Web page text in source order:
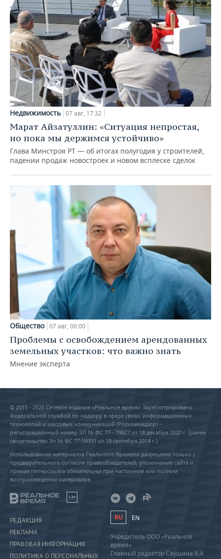
Недвижимость 07 авг, 17:32
Марат Айзатуллин: «Ситуация непростая,
но пока мы держимся устойчиво»
Глава Минстроя РТ — об итогах полугодия у строителей,
падении продаж новостроек и новом всплеске сделок
Общество 07 авг, 00:00
Проблемы с освобождением арендованных
земельных участков: что важно знать
Мнение эксперта
© 2015 - 2026 Сетевое издание «Реальное время» Зарегистрировано
Федеральной службой по надзору в сфере связи, информационных
технологий и массовых коммуникаций (Роскомнадзор) –
регистрационный номер ЭЛ № ФС 77 - 79627 от 18 декабря 2020 г. (ранее
свидетельство Эл № ФС 77-59331 от 18 сентября 2014 г.)
Использование материалов Реального Времени разрешено только с
предварительного согласия правообладателей, упоминание сайта и
прямая гиперссылка обязательны при частичном или полном
воспроизведении материалов.
18+
РЕДАКЦИЯ
РЕКЛАМА
ПРАВОВАЯ ИНФОРМАЦИЯ
ПОЛИТИКА О ПЕРСОНАЛЬНЫХ
RU EN
Учредитель ООО «Реальное
время»
Главный редактор Саушина А.А.